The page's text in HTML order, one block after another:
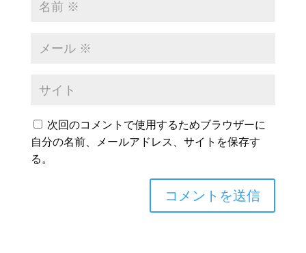
次回のコメントで使用するためブラウザーに
自分の名前、メールアドレス、サイトを保存す
る。